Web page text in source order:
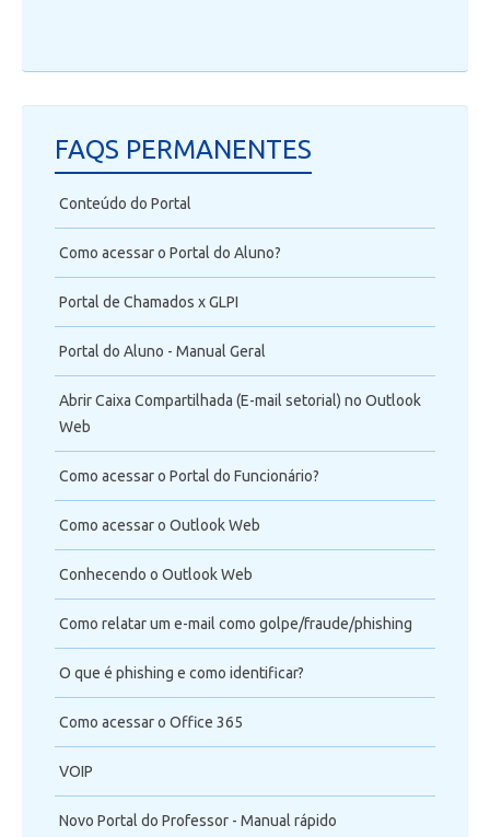
FAQS PERMANENTES
Conteúdo do Portal
Como acessar o Portal do Aluno?
Portal de Chamados x GLPI
Portal do Aluno - Manual Geral
Abrir Caixa Compartilhada (E-mail setorial) no Outlook
Web
Como acessar o Portal do Funcionário?
Como acessar o Outlook Web
Conhecendo o Outlook Web
Como relatar um e-mail como golpe/fraude/phishing
O que é phishing e como identificar?
Como acessar o Office 365
VOIP
Novo Portal do Professor - Manual rápido